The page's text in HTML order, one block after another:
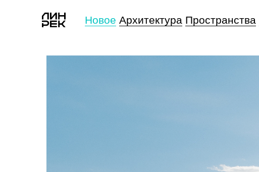
Новое Архитектура Пространства